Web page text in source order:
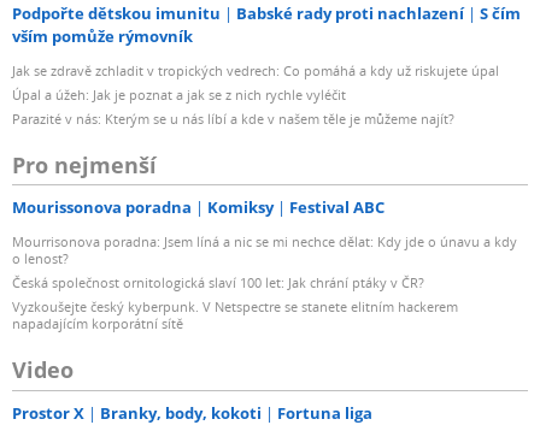
Podpořte dětskou imunitu Babské rady proti nachlazení
S čím
vším pomůže rýmovník
Jak se zdravě zchladit v tropických vedrech: Co pomáhá a kdy už riskujete úpal
Úpal a úžeh: Jak je poznat a jak se z nich rychle vyléčit
Parazité v nás: Kterým se u nás líbí a kde v našem těle je můžeme najít?
Pro nejmenší
Mourissonova poradna Komiksy Festival ABC
Mourrisonova poradna: Jsem líná a nic se mi nechce dělat: Kdy jde o únavu a kdy
o lenost?
Česká společnost ornitologická slaví 100 let: Jak chrání ptáky v ČR?
Vyzkoušejte český kyberpunk. V Netspectre se stanete elitním hackerem
napadajícím korporátní sítě
Video
Prostor X Branky, body, kokoti Fortuna liga